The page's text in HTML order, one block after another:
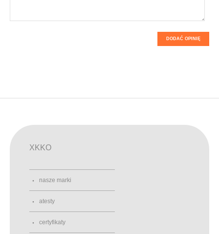
DODAĆ OPINIĘ
XKKO
nasze marki
atesty
certyfikaty